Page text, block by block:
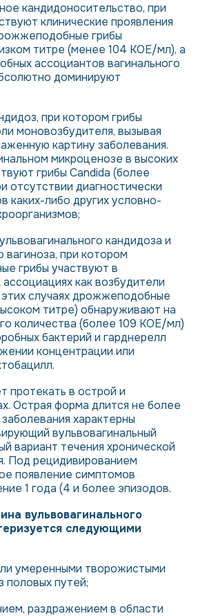
кандидоносительство, при
клинические проявления
грибы
титре (менее 104 КОЕ/мл), а
ассоциантов вагинального
доминируют
при котором грибы
моновозбудителя, вызывая
картину заболевания.
микроценозе в высоких
грибы Candida (более
отсутствии диагностически
каких-либо других условно-
кандидоза и
вагиноза, при котором
грибы участвуют в
как возбудители
случаях дрожжеподобные
титре) обнаруживают на
количества (более 109 КОЕ/мл)
бактерий и гарднерелл
концентрации или
протекать в острой и
Острая форма длится не более
характерны
вульвовагинальный
вариант течения хронической
Под рецидивированием
появление симптомов
1 года (4 и более эпизодов.
вульвовагинального
следующими
умеренными творожистыми
половых путей;
раздражением в области